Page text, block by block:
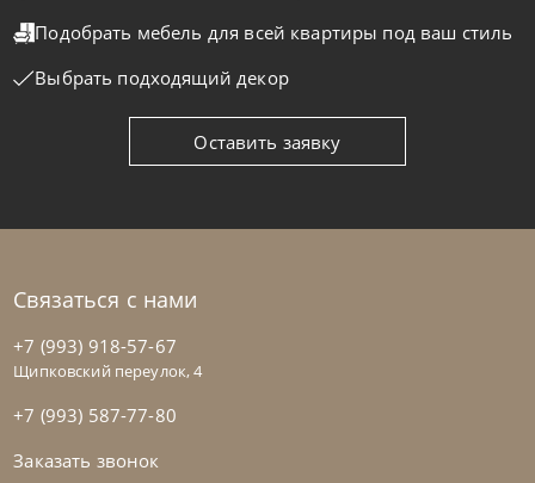
На заказ 45-90 дн
Bontempi
Подобрать мебель для всей квартиры под ваш стиль
Выбрать подходящий декор
Оставить заявку
Связаться с нами
+7 (993) 918-57-67
Щипковский переулок, 4
+7 (993) 587-77-80
Заказать звонок